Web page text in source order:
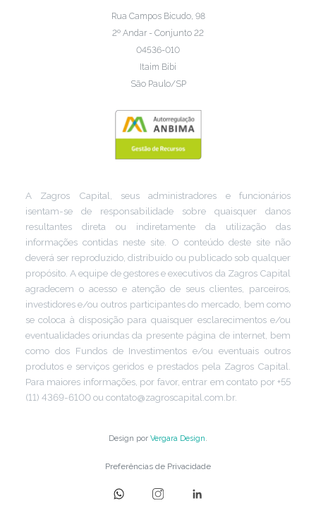
Rua Campos Bicudo, 98
2º Andar - Conjunto 22
04536-010
Itaim Bibi
São Paulo/SP
A Zagros Capital, seus administradores e funcionários
isentam-se de responsabilidade sobre quaisquer danos
resultantes direta ou indiretamente da utilização das
informações contidas neste site. O conteúdo deste site não
deverá ser reproduzido, distribuído ou publicado sob qualquer
propósito. A equipe de gestores e executivos da Zagros Capital
agradecem o acesso e atenção de seus clientes, parceiros,
investidores e/ou outros participantes do mercado, bem como
se coloca à disposição para quaisquer esclarecimentos e/ou
eventualidades oriundas da presente página de internet, bem
como dos Fundos de Investimentos e/ou eventuais outros
produtos e serviços geridos e prestados pela Zagros Capital.
Para maiores informações, por favor, entrar em contato por +55
(11) 4369-6100 ou contato@zagroscapital.com.br.
Design por Vergara Design.
Preferências de Privacidade